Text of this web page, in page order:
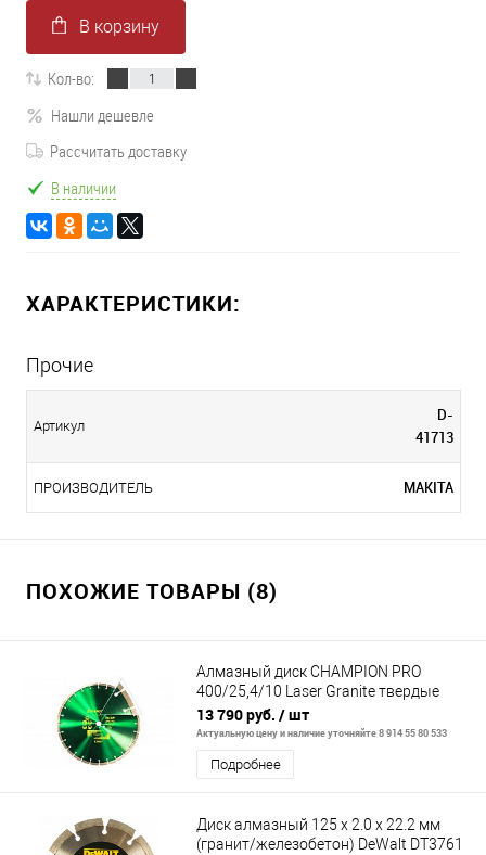
В корзину
Кол-во:
Нашли дешевле
Рассчитать доставку
В наличии
ХАРАКТЕРИСТИКИ:
Прочие
Артикул
D-
41713
ПРОИЗВОДИТЕЛЬ MAKITA
ПОХОЖИЕ ТОВАРЫ (8)
Алмазный диск CHAMPION PRO
400/25,4/10 Laser Granite твердые
блоки старый бетон
13 790 руб. / шт
Актуальную цену и наличие уточняйте 8 914 55 80 533
Подробнее
Диск алмазный 125 х 2.0 х 22.2 мм
(гранит/железобетон) DeWalt DT3761